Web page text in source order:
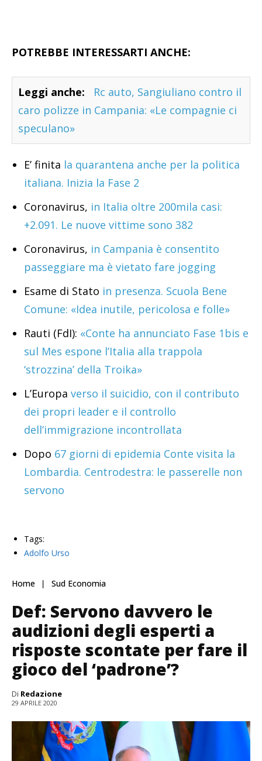
POTREBBE INTERESSARTI ANCHE:
Leggi anche:
Rc auto, Sangiuliano contro il
caro polizze in Campania: «Le compagnie ci
speculano»
E’ finita la quarantena anche per la politica
italiana. Inizia la Fase 2
Coronavirus, in Italia oltre 200mila casi:
+2.091. Le nuove vittime sono 382
Coronavirus, in Campania è consentito
passeggiare ma è vietato fare jogging
Esame di Stato in presenza. Scuola Bene
Comune: «Idea inutile, pericolosa e folle»
Rauti (FdI): «Conte ha annunciato Fase 1bis e
sul Mes espone l’Italia alla trappola
‘strozzina’ della Troika»
L’Europa verso il suicidio, con il contributo
dei propri leader e il controllo
dell’immigrazione incontrollata
Dopo 67 giorni di epidemia Conte visita la
Lombardia. Centrodestra: le passerelle non
servono
Tags:
Adolfo Urso
Home Sud Economia
Def: Servono davvero le
audizioni degli esperti a
risposte scontate per fare il
gioco del ‘padrone’?
Di Redazione
29 APRILE 2020